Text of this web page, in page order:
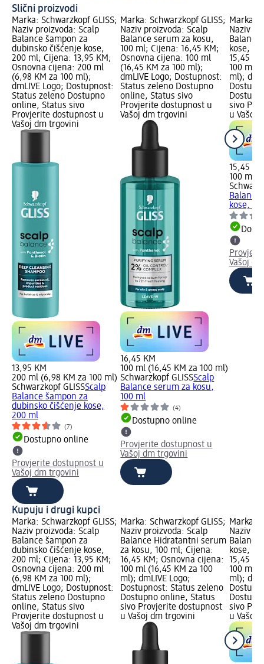
Slični proizvodi
Marka: Schwarzkopf GLISS;
Naziv proizvoda: Scalp
Balance šampon za
dubinsko čišćenje kose,
200 ml; Cijena: 13,95 KM;
Osnovna cijena: 200 ml
(6,98 KM za 100 ml);
dmLIVE Logo; Dostupnost:
Status zeleno Dostupno
online, Status sivo
Provjerite dostupnost u
Vašoj dm trgovini
13,95 KM
200 ml (6,98 KM za 100 ml)
Schwarzkopf GLISSScalp
Balance šampon za
dubinsko čišćenje kose,
200 ml
(7)
Dostupno online
Provjerite dostupnost u
Vašoj dm trgovini
Marka: Schwarzkopf GLISS;
Naziv proizvoda: Scalp
Balance serum za kosu,
100 ml; Cijena: 16,45 KM;
Osnovna cijena: 100 ml
(16,45 KM za 100 ml);
dmLIVE Logo; Dostupnost:
Status zeleno Dostupno
online, Status sivo
Provjerite dostupnost u
Vašoj dm trgovini
16,45 KM
100 ml (16,45 KM za 100 ml)
Schwarzkopf GLISSScalp
Balance serum za kosu,
100 ml
(4)
Dostupno online
Provjerite dostupnost u
Vašoj dm trgovini
Marka:
Naziv
Balance
kose,
15,45
100 ml
ml);
sivo
u Vašoj
15,45 KM
100 ml
Balance
kose,
Vašoj
Kupuju i drugi kupci
Marka: Schwarzkopf GLISS;
Naziv proizvoda: Scalp
Balance šampon za
dubinsko čišćenje kose,
200 ml; Cijena: 13,95 KM;
Osnovna cijena: 200 ml
(6,98 KM za 100 ml);
dmLIVE Logo; Dostupnost:
Status zeleno Dostupno
online, Status sivo
Provjerite dostupnost u
Vašoj dm trgovini
Marka: Schwarzkopf GLISS;
Naziv proizvoda: Scalp
Balance Hidratantni serum
za kosu, 100 ml; Cijena:
16,45 KM; Osnovna cijena:
100 ml (16,45 KM za 100
ml); dmLIVE Logo;
Dostupnost: Status zeleno
Dostupno online, Status
sivo Provjerite dostupnost
u Vašoj dm trgovini
Marka:
Naziv
Balance
kose,
15,45
100 ml
ml);
sivo
u Vašoj